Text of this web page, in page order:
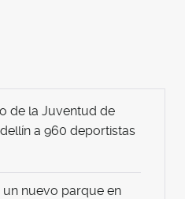
de la Juventud de
a 960 deportistas
nuevo parque en